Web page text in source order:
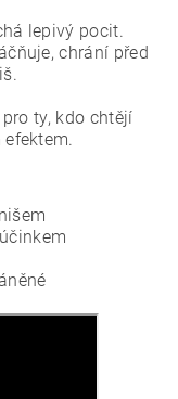
lepivý pocit.
chrání před
ty, kdo chtějí